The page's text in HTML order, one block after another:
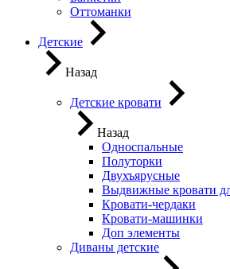
Оттоманки
Детские
Назад
Детские кровати
Назад
Односпальные
Полуторки
Двухъярусные
Выдвижные кровати
Кровати-чердаки
Кровати-машинки
Доп элементы
Диваны детские